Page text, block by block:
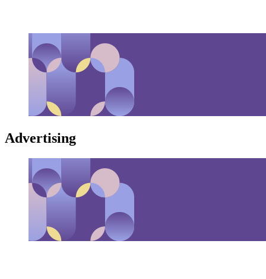
Advertising